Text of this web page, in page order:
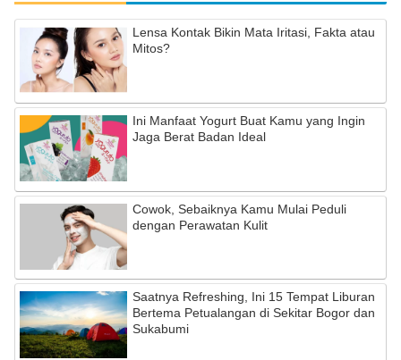
Lensa Kontak Bikin Mata Iritasi, Fakta atau
Mitos?
Ini Manfaat Yogurt Buat Kamu yang Ingin
Jaga Berat Badan Ideal
Cowok, Sebaiknya Kamu Mulai Peduli
dengan Perawatan Kulit
Saatnya Refreshing, Ini 15 Tempat Liburan
Bertema Petualangan di Sekitar Bogor dan
Sukabumi